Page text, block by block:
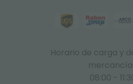
Horario de carga y
08:00 -